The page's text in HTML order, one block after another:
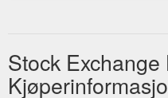
Stock Exchange